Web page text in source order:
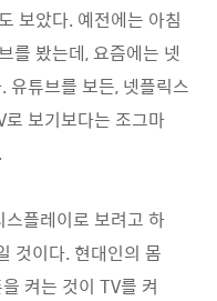
보았다. 예전에는 아침
를 봤는데, 요즘에는 넷
유튜브를 보든, 넷플릭스
보기보다는 조그마
플레이로 보려고 하
것이다. 현대인의 몸
켜는 것이 TV를 켜